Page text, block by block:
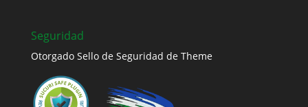
Seguridad
Otorgado Sello de Seguridad de Theme